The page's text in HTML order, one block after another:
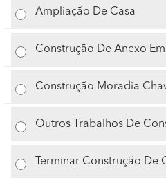
Ampliação De Casa
Construção De Anexo
Construção Moradia
Outros Trabalhos De
Terminar Construção De